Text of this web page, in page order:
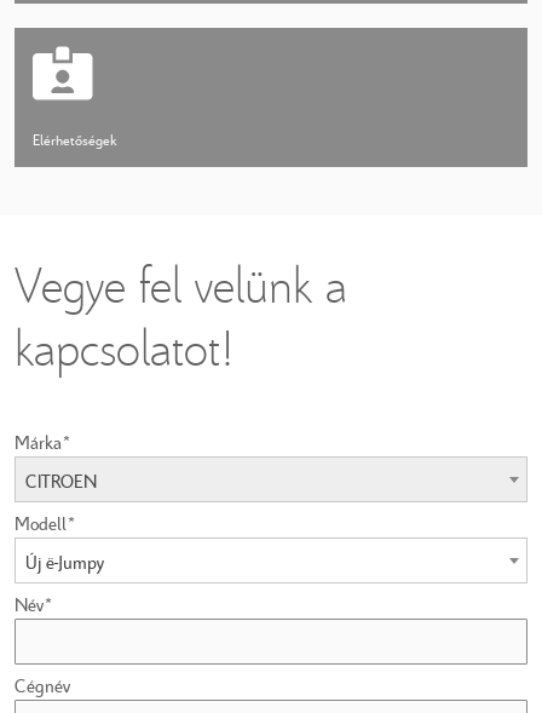
Elérhetőségek
Vegye fel velünk a
kapcsolatot!
Márka*
CITROEN
Modell*
Új ë-Jumpy
Név*
Cégnév